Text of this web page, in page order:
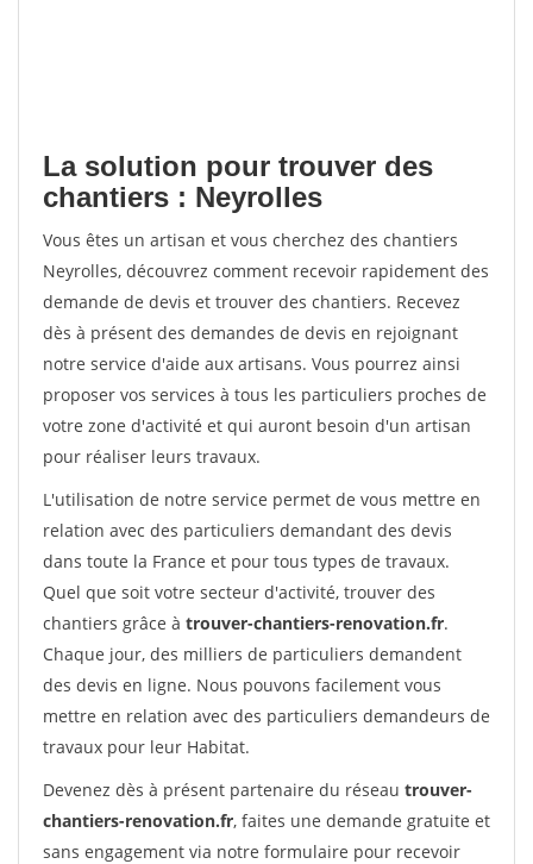
La solution pour trouver des
chantiers : Neyrolles
Vous êtes un artisan et vous cherchez des chantiers
Neyrolles, découvrez comment recevoir rapidement des
demande de devis et trouver des chantiers. Recevez
dès à présent des demandes de devis en rejoignant
notre service d'aide aux artisans. Vous pourrez ainsi
proposer vos services à tous les particuliers proches de
votre zone d'activité et qui auront besoin d'un artisan
pour réaliser leurs travaux.
L'utilisation de notre service permet de vous mettre en
relation avec des particuliers demandant des devis
dans toute la France et pour tous types de travaux.
Quel que soit votre secteur d'activité, trouver des
chantiers grâce à trouver-chantiers-renovation.fr.
Chaque jour, des milliers de particuliers demandent
des devis en ligne. Nous pouvons facilement vous
mettre en relation avec des particuliers demandeurs de
travaux pour leur Habitat.
Devenez dès à présent partenaire du réseau trouver-
chantiers-renovation.fr, faites une demande gratuite et
sans engagement via notre formulaire pour recevoir